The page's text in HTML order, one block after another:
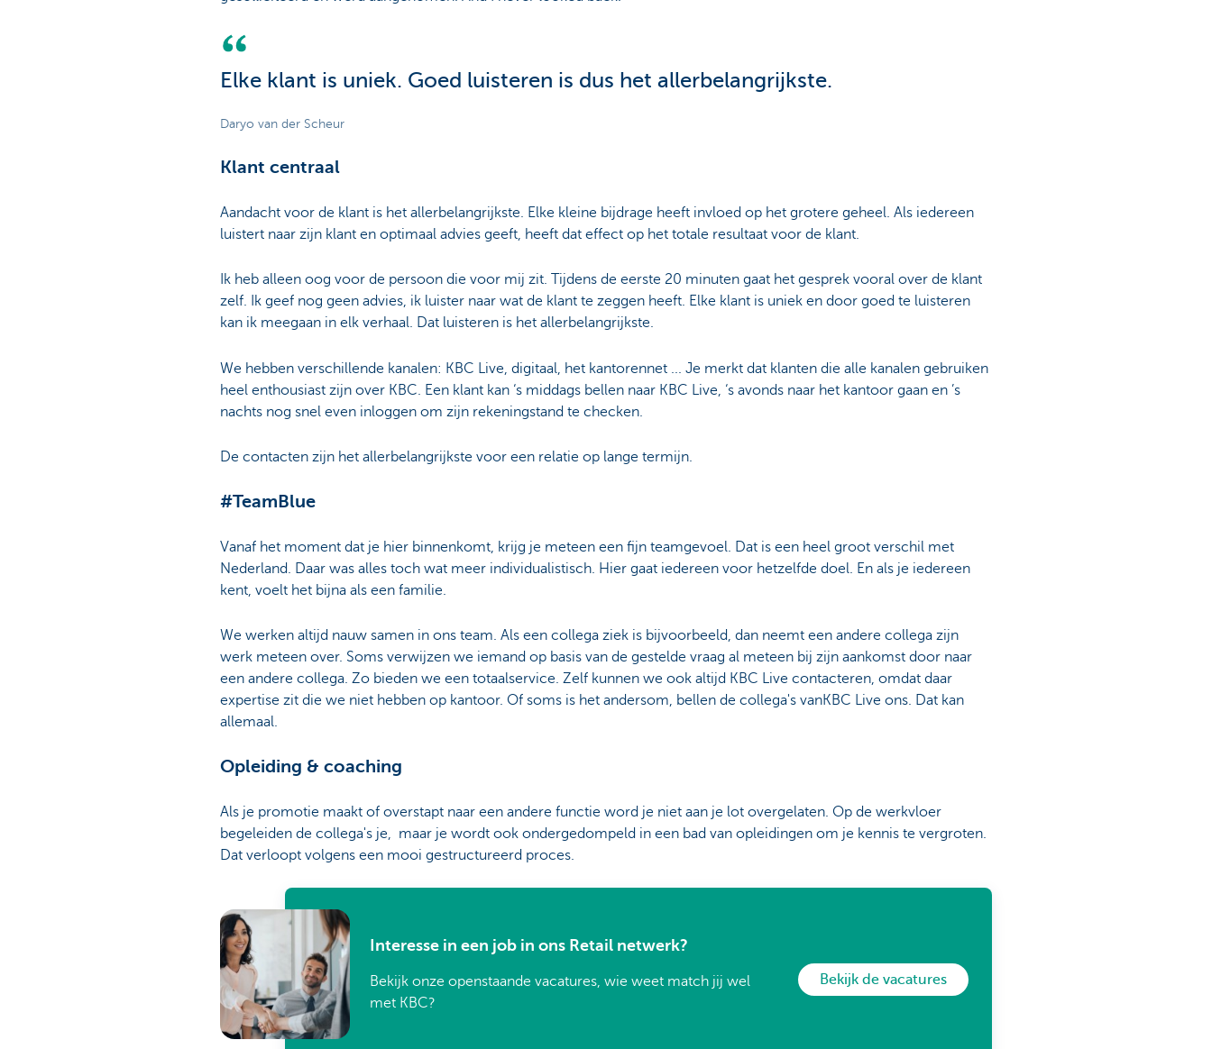
Elke klant is uniek. Goed luisteren is dus het allerbelangrijkste.
Daryo van der Scheur
Klant centraal
Aandacht voor de klant is het allerbelangrijkste. Elke kleine bijdrage heeft invloed op het grotere geheel. Als iedereen
luistert naar zijn klant en optimaal advies geeft, heeft dat effect op het totale resultaat voor de klant.
Ik heb alleen oog voor de persoon die voor mij zit. Tijdens de eerste 20 minuten gaat het gesprek vooral over de klant
zelf. Ik geef nog geen advies, ik luister naar wat de klant te zeggen heeft. Elke klant is uniek en door goed te luisteren
kan ik meegaan in elk verhaal. Dat luisteren is het allerbelangrijkste.
We hebben verschillende kanalen: KBC Live, digitaal, het kantorennet ... Je merkt dat klanten die alle kanalen gebruiken
heel enthousiast zijn over KBC. Een klant kan ‘s middags bellen naar KBC Live, ‘s avonds naar het kantoor gaan en ’s
nachts nog snel even inloggen om zijn rekeningstand te checken.
De contacten zijn het allerbelangrijkste voor een relatie op lange termijn.
#TeamBlue
Vanaf het moment dat je hier binnenkomt, krijg je meteen een fijn teamgevoel. Dat is een heel groot verschil met
Nederland. Daar was alles toch wat meer individualistisch. Hier gaat iedereen voor hetzelfde doel. En als je iedereen
kent, voelt het bijna als een familie.
We werken altijd nauw samen in ons team. Als een collega ziek is bijvoorbeeld, dan neemt een andere collega zijn
werk meteen over. Soms verwijzen we iemand op basis van de gestelde vraag al meteen bij zijn aankomst door naar
een andere collega. Zo bieden we een totaalservice. Zelf kunnen we ook altijd KBC Live contacteren, omdat daar
expertise zit die we niet hebben op kantoor. Of soms is het andersom, bellen de collega's vanKBC Live ons. Dat kan
allemaal.
Opleiding & coaching
Als je promotie maakt of overstapt naar een andere functie word je niet aan je lot overgelaten. Op de werkvloer
begeleiden de collega's je, maar je wordt ook ondergedompeld in een bad van opleidingen om je kennis te vergroten.
Dat verloopt volgens een mooi gestructureerd proces.
Interesse in een job in ons Retail netwerk?
Bekijk onze openstaande vacatures, wie weet match jij wel
met KBC?
Bekijk de vacatures